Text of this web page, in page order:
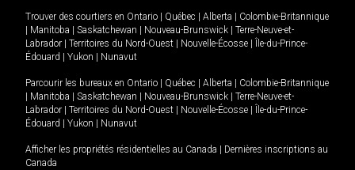
Trouver des courtiers en Ontario Québec Alberta
Colombie-Britannique
Manitoba Saskatchewan Nouveau-Brunswick
Terre-Neuve-et-
Labrador
Territoires du Nord-Ouest Nouvelle-Écosse
Île-du-Prince-
Édouard
Yukon Nunavut
Parcourir les bureaux en Ontario Québec Alberta
Colombie-Britannique
Manitoba Saskatchewan Nouveau-Brunswick
Terre-Neuve-et-
Labrador
Territoires du Nord-Ouest Nouvelle-Écosse
Île-du-Prince-
Édouard
Yukon Nunavut
Afficher les propriétés résidentielles au Canada
Dernières inscriptions au
Canada